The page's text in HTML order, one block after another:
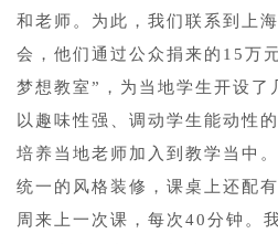
和老师。为此，我们联系到上
会，他们通过公众捐来的15万
梦想教室”，为当地学生开设了
以趣味性强、调动学生能动性
培养当地老师加入到教学当中
统一的风格装修，课桌上还配
周来上一次课，每次40分钟。